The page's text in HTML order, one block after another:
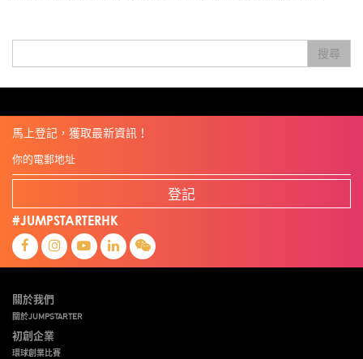
朱嘉盈
林亮 楊聖武 機械人技術 盛智文 線上視頻 總決賽 蔡曉慧
車品覺
搜尋
馬上登記，獲取最新資訊！
登記
#JUMPSTARTERHK
關於我們
關於JUMPSTARTER
初創企業
環球創業比賽